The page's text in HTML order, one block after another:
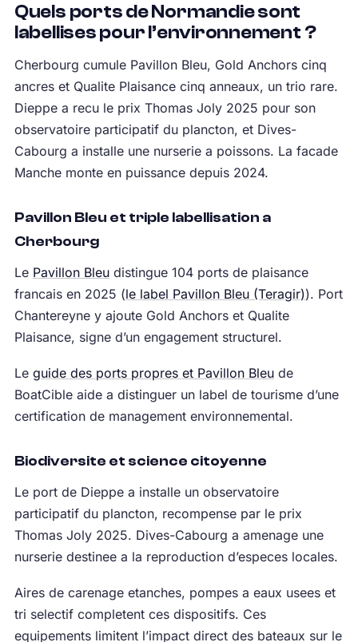
Quels ports de Normandie sont
labellises pour l’environnement ?
Cherbourg cumule Pavillon Bleu, Gold Anchors cinq
ancres et Qualite Plaisance cinq anneaux, un trio rare.
Dieppe a recu le prix Thomas Joly 2025 pour son
observatoire participatif du plancton, et Dives-
Cabourg a installe une nurserie a poissons. La facade
Manche monte en puissance depuis 2024.
Pavillon Bleu et triple labellisation a
Cherbourg
Le Pavillon Bleudistingue 104 ports de plaisance
francais en 2025 (le label Pavillon Bleu (Teragir)). Port
Chantereyne y ajoute Gold Anchors et Qualite
Plaisance, signe d’un engagement structurel.
Le guide des ports propres et Pavillon Bleude
BoatCible aide a distinguer un label de tourisme d’une
certification de management environnemental.
Biodiversite et science citoyenne
Le port de Dieppe a installe un observatoire
participatif du plancton, recompense par le prix
Thomas Joly 2025. Dives-Cabourg a amenage une
nurserie destinee a la reproduction d’especes locales.
Aires de carenage etanches, pompes a eaux usees et
tri selectif completent ces dispositifs. Ces
equipements limitent l’impact direct des bateaux sur le